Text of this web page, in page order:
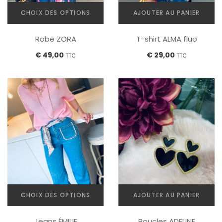
CHOIX DES OPTIONS
produit
Les
options
peuvent
être
choisies
sur
la
page
du
produit
Robe ZORA
€ 49,00 TTC
AJOUTER AU PANIER
T-shirt ALMA fluo
€29,00 TTC
CHOIX DES OPTIONS
AJOUTER AU PANIER